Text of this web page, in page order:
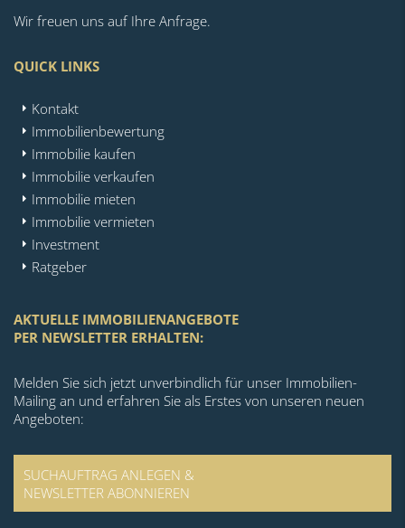
Wir freuen uns auf Ihre Anfrage.
QUICK LINKS
Kontakt
Immobilienbewertung
Immobilie kaufen
Immobilie verkaufen
Immobilie mieten
Immobilie vermieten
Investment
Ratgeber
AKTUELLE IMMOBILIENANGEBOTE
PER NEWSLETTER ERHALTEN:
Melden Sie sich jetzt unverbindlich für unser Immobilien-
Mailing an und erfahren Sie als Erstes von unseren neuen
Angeboten:
SUCHAUFTRAG ANLEGEN &
NEWSLETTER ABONNIEREN